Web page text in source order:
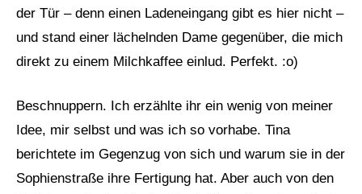
der Tür – denn einen Ladeneingang gibt es hier nicht –
und stand einer lächelnden Dame gegenüber, die mich
direkt zu einem Milchkaffee einlud. Perfekt. :o)
Beschnuppern. Ich erzählte ihr ein wenig von meiner
Idee, mir selbst und was ich so vorhabe. Tina
berichtete im Gegenzug von sich und warum sie in der
Sophienstraße ihre Fertigung hat. Aber auch von den